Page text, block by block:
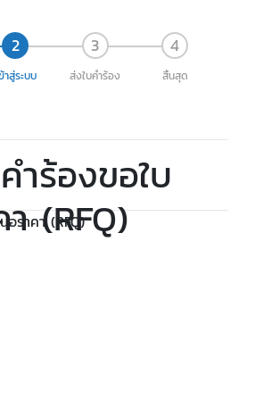
าสู่ระบบ ส่งใบคำร้อง สิ้นสุด
ำร้องขอใบ
(RFQ)
ราคา (RFQ)